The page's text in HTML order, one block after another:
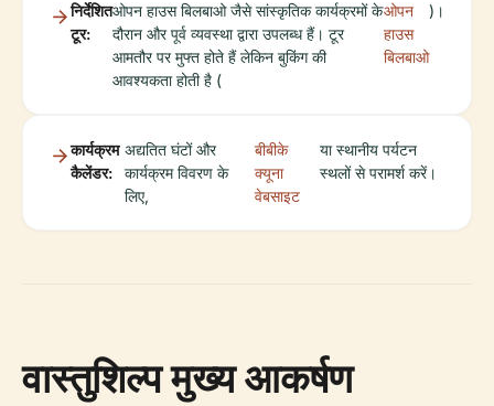
निर्देशित
टूर:
ओपन हाउस बिलबाओ जैसे सांस्कृतिक कार्यक्रमों के
दौरान और पूर्व व्यवस्था द्वारा उपलब्ध हैं। टूर
आमतौर पर मुफ्त होते हैं लेकिन बुकिंग की
आवश्यकता होती है (
ओपन
हाउस
बिलबाओ
)।
कार्यक्रम
कैलेंडर:
अद्यतित घंटों और
कार्यक्रम विवरण के
लिए,
बीबीके
क्यूना
वेबसाइट
या स्थानीय पर्यटन
स्थलों से परामर्श करें।
वास्तुशिल्प मुख्य आकर्षण